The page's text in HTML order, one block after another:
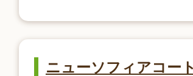
ニューソフィアコー